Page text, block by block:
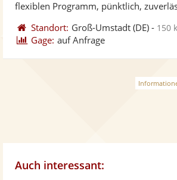
flexiblen Programm, pünktlich,
Standort: Groß-Umstadt (DE) - 150
Gage: auf Anfrage
Auch interessant: